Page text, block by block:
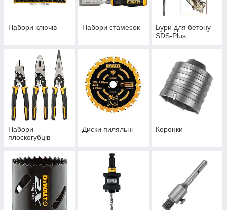
Набори ключів Набори стамесок
Бури для бетону
SDS-Plus
Набори
плоскогубців
Диски пиляльні Коронки